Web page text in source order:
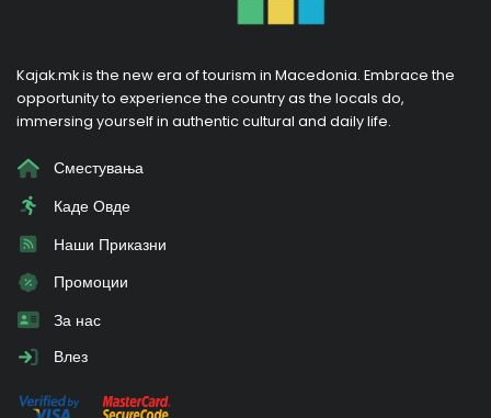
Kajak.mk is the new era of tourism in Macedonia. Embrace the
opportunity to experience the country as the locals do,
immersing yourself in authentic cultural and daily life.
Сместувања
Каде Овде
Наши Приказни
Промоции
За нас
Влез